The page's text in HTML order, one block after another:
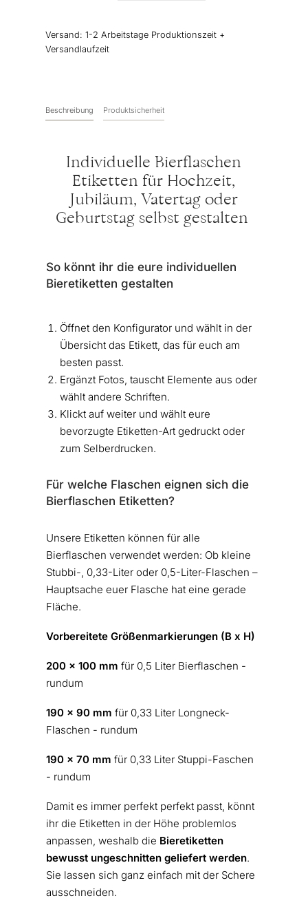
Menge
Versand: 1-2 Arbeitstage Produktionszeit +
Versandlaufzeit
Beschreibung Produktsicherheit
Individuelle Bierflaschen
Etiketten für Hochzeit,
Jubiläum, Vatertag oder
Geburtstag selbst gestalten
So könnt ihr die eure individuellen
Bieretiketten gestalten
Öffnet den Konfigurator und wählt in der
Übersicht das Etikett, das für euch am
besten passt.
Ergänzt Fotos, tauscht Elemente aus oder
wählt andere Schriften.
Klickt auf weiter und wählt eure
bevorzugte Etiketten-Art gedruckt oder
zum Selberdrucken.
Für welche Flaschen eignen sich die
Bierflaschen Etiketten?
Unsere Etiketten können für alle
Bierflaschen verwendet werden: Ob kleine
Stubbi-, 0,33-Liter oder 0,5-Liter-Flaschen –
Hauptsache euer Flasche hat eine gerade
Fläche.
Vorbereitete Größenmarkierungen (B x H)
200 x 100 mm für 0,5 Liter Bierflaschen -
rundum
190 x 90 mm für 0,33 Liter Longneck-
Flaschen - rundum
190 x 70 mm für 0,33 Liter Stuppi-Faschen
- rundum
Damit es immer perfekt perfekt passt, könnt
ihr die Etiketten in der Höhe problemlos
anpassen, weshalb die Bieretiketten
bewusst ungeschnitten geliefert werden.
Sie lassen sich ganz einfach mit der Schere
ausschneiden.